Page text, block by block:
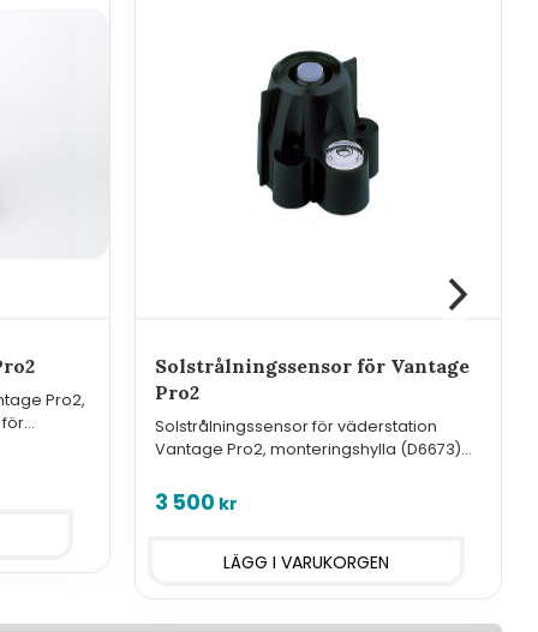
Pro2,
för
Solstrålningssensor för Vantage
Pro2
Solstrålningssensor för väderstation
Vantage Pro2, monteringshylla (D6673)
3 500 kr